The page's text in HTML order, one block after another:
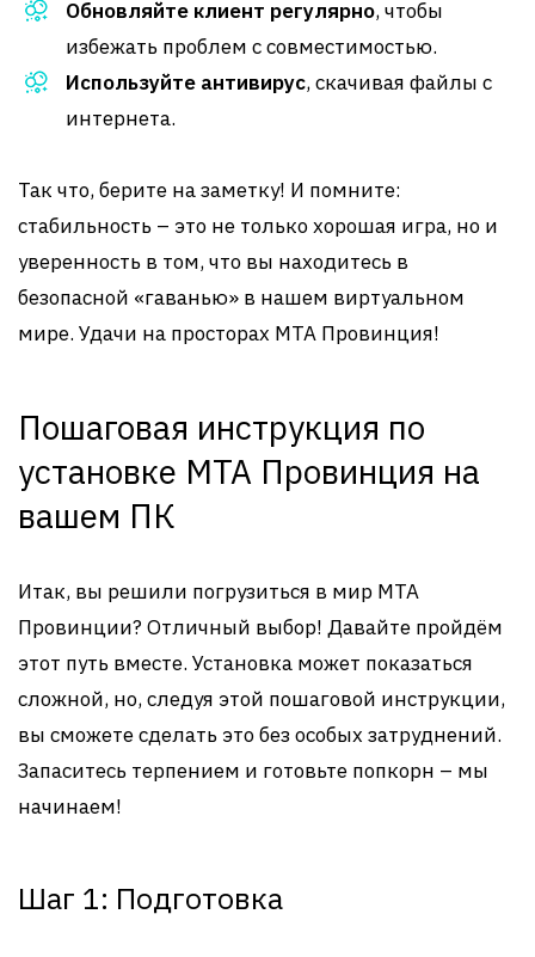
Обновляйте клиент регулярно, чтобы
избежать проблем с совместимостью.
Используйте антивирус, скачивая файлы с
интернета.
Так что, берите на заметку! И помните:
стабильность – это не только хорошая игра, но и
уверенность в том, что вы находитесь в
безопасной «гаванью» в нашем виртуальном
мире. Удачи на просторах MTA Провинция!
Пошаговая инструкция по
установке MTA Провинция на
вашем ПК
Итак, вы решили погрузиться в мир MTA
Провинции? Отличный выбор! Давайте пройдём
этот путь вместе. Установка может показаться
сложной, но, следуя этой пошаговой инструкции,
вы сможете сделать это без особых затруднений.
Запаситесь терпением и готовьте попкорн – мы
начинаем!
Шаг 1: Подготовка